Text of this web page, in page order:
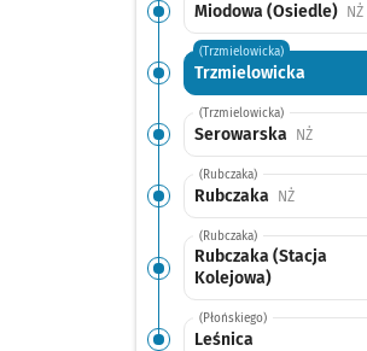
Miodowa (Osiedle) NŻ
(Trzmielowicka)
Trzmielowicka
(Trzmielowicka)
Serowarska NŻ
(Rubczaka)
Rubczaka NŻPrzystanek
(Rubczaka)
Rubczaka (Stacja
Kolejowa)
(Płońskiego)
Leśnica